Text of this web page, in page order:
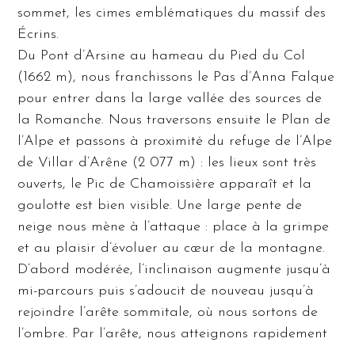
sommet, les cimes emblématiques du massif des
Écrins.
Du Pont d’Arsine au hameau du Pied du Col
(1662 m), nous franchissons le Pas d’Anna Falque
pour entrer dans la large vallée des sources de
la Romanche. Nous traversons ensuite le Plan de
l’Alpe et passons à proximité du refuge de l’Alpe
de Villar d’Arêne (2 077 m) : les lieux sont très
ouverts, le Pic de Chamoissière apparaît et la
goulotte est bien visible. Une large pente de
neige nous mène à l’attaque : place à la grimpe
et au plaisir d’évoluer au cœur de la montagne.
D’abord modérée, l’inclinaison augmente jusqu’à
mi-parcours puis s’adoucit de nouveau jusqu’à
rejoindre l’arête sommitale, où nous sortons de
l’ombre. Par l’arête, nous atteignons rapidement